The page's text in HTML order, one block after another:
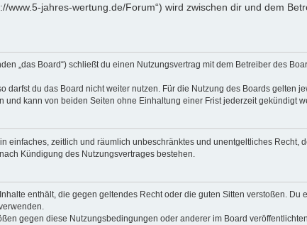
www.5-jahres-wertung.de/Forum“) wird zwischen dir und dem
„das Board“) schließt du einen Nutzungsvertrag mit dem Betreiber des
darfst du das Board nicht weiter nutzen. Für die Nutzung des Boards gelten
und kann von beiden Seiten ohne Einhaltung einer Frist jederzeit gekündigt
einfaches, zeitlich und räumlich unbeschränktes und unentgeltliches Recht,
Kündigung des Nutzungsvertrages bestehen.
enthält, die gegen geltendes Recht oder die guten Sitten verstoßen.
gegen diese Nutzungsbedingungen oder anderer im Board